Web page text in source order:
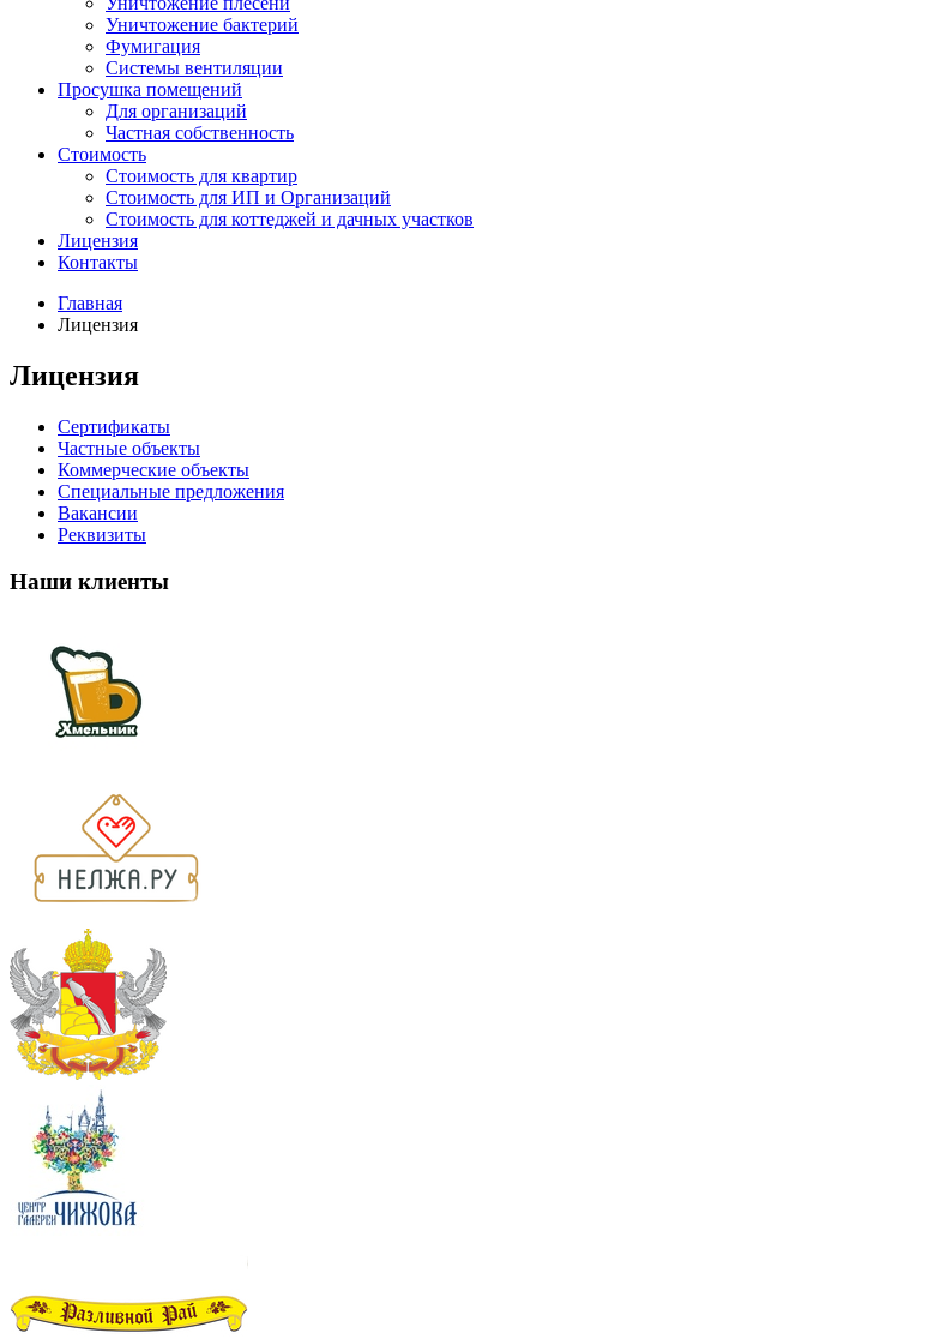
Уничтожение бактерий
Фумигация
Системы вентиляции
Просушка помещений
Для организаций
Частная собственность
Стоимость
Стоимость для квартир
Стоимость для ИП и Организаций
Стоимость для коттеджей и дачных участков
Лицензия
Контакты
Главная
Лицензия
Лицензия
Сертификаты
Частные объекты
Коммерческие объекты
Специальные предложения
Вакансии
Реквизиты
Наши клиенты